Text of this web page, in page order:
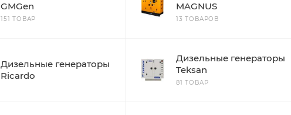
GMGen
151 ТОВАР
MAGNUS
13 ТОВАРОВ
Дизельные генераторы
Ricardo
Дизельные генераторы
Teksan
81 ТОВАР